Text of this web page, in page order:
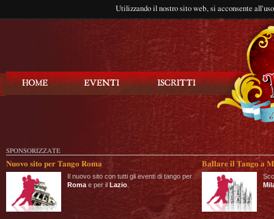
Utilizzando il nostro sito web, si acconsente
SPONSORIZZATE
Nuovo sito per Tango Roma
Il nuovo sito con tutti gli eventi di tango per
Roma e per il Lazio
Ballare il Tango a